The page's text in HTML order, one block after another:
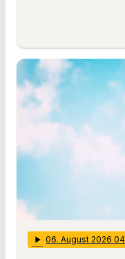
play_arrow 06. August 2026